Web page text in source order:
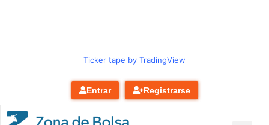
Ticker tape by TradingView
Entrar Registrarse